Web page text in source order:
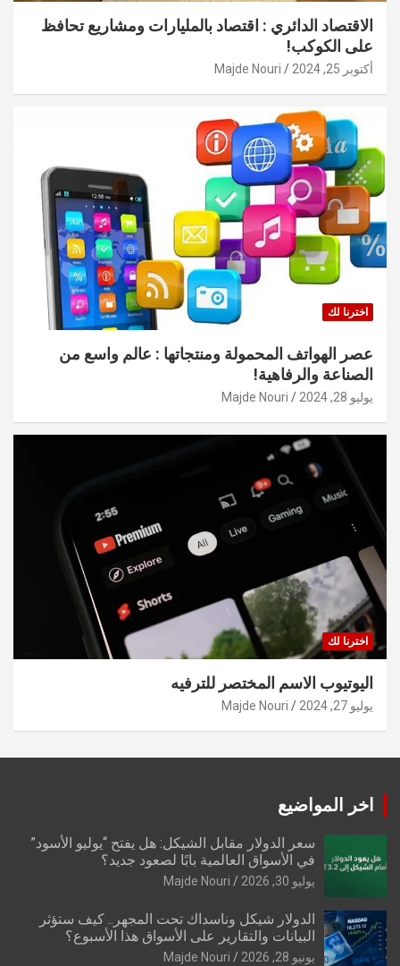
الاقتصاد الدائري : اقتصاد بالمليارات ومشاريع تحافظ
على الكوكب!
أكتوبر 25, 2024 Majde Nouri
اخترنا لك
عصر الهواتف المحمولة ومنتجاتها : عالم واسع من
الصناعة والرفاهية!
يوليو 28, 2024 Majde Nouri
اخترنا لك
اليوتيوب الاسم المختصر للترفيه
يوليو 27, 2024 Majde Nouri
اخر المواضيع
سعر الدولار مقابل الشيكل: هل يفتح “يوليو الأسود”
في الأسواق العالمية بابًا لصعود جديد؟
يوليو 30, 2026 Majde Nouri
الدولار شيكل وناسداك تحت المجهر.. كيف ستؤثر
البيانات والتقارير على الأسواق هذا الأسبوع؟
يونيو 28, 2026 Majde Nouri